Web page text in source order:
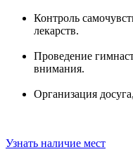
Контроль
лекарств.
Проведение
внимания.
Организация
Узнать наличие мест